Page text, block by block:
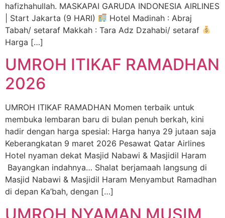
hafizhahullah. MASKAPAI GARUDA INDONESIA AIRLINES
| Start Jakarta (9 HARI)
Hotel Madinah : Abraj
Tabah/ setaraf Makkah : Tara Adz Dzahabi/ setaraf
Harga […]
UMROH ITIKAF RAMADHAN
2026
UMROH ITIKAF RAMADHAN Momen terbaik untuk
membuka lembaran baru di bulan penuh berkah, kini
hadir dengan harga spesial: Harga hanya 29 jutaan saja
Keberangkatan 9 maret 2026 Pesawat Qatar Airlines
Hotel nyaman dekat Masjid Nabawi & Masjidil Haram
Bayangkan indahnya… Shalat berjamaah langsung di
Masjid Nabawi & Masjidil Haram Menyambut Ramadhan
di depan Ka’bah, dengan […]
UMROH NYAMAN MUSIM